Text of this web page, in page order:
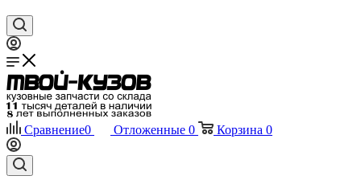
Сравнение0 Отложенные 0 Корзина 0